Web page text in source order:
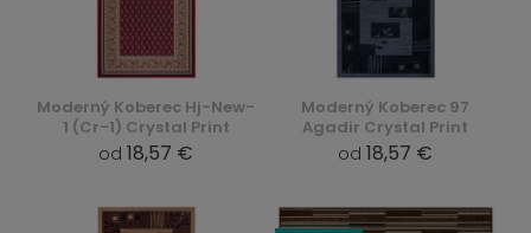
Moderný Koberec Hj-New-
1 (Cr-1) Crystal Print
od 18,57 €
Moderný Koberec 97
Agadir Crystal Print
od 18,57 €